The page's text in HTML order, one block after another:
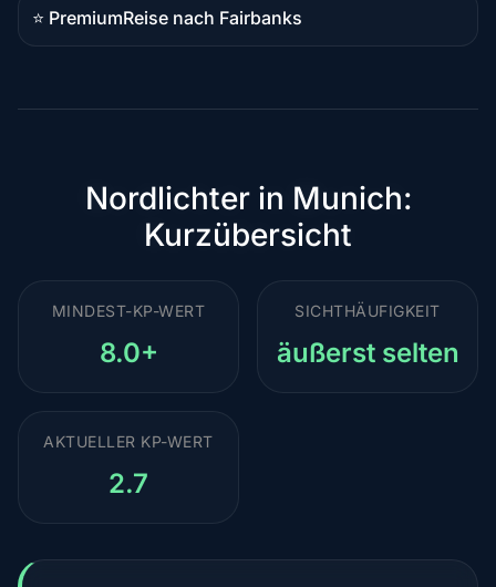
⭐ Premium
Premium-
Reise nach Fairbanks
Nordlichter in Munich:
Kurzübersicht
MINDEST-KP-WERT
8.0+
SICHTHÄUFIGKEIT
äußerst selten
AKTUELLER KP-WERT
2.7